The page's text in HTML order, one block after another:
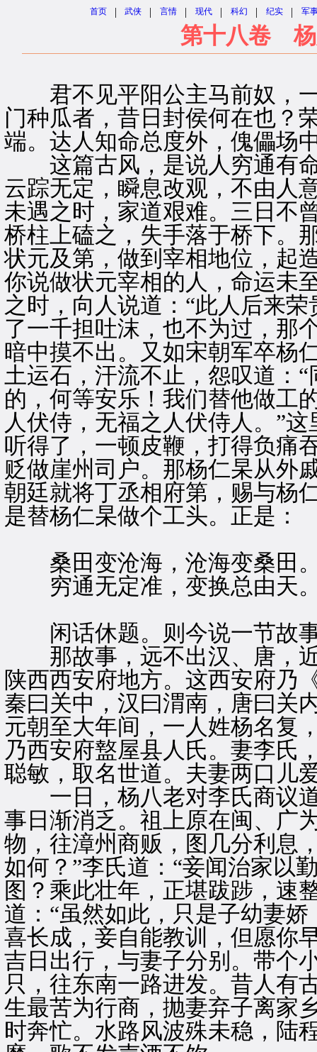
首页 | 武侠 | 言情 | 现代 | 科幻 | 纪实 | 军
第十八卷 杨
君不见平阳公主马前奴，一
门种瓜者，昔日封侯何在也？
端。达人知命总度外，傀儡场
这篇古风，是说人穷通有命
云踪无定，瞬息改观，不由人
未遇之时，家道艰难。三日不
桥柱上磕之，失手落于桥下。
状元及第，做到宰相地位，起
你说做状元宰相的人，命运未
之时，向人说道：“此人后来
了一千担吐沫，也不为过，那
暗中摸不出。又如宋朝军卒杨
土运石，汗流不止，怨叹道：
的，何等安乐！我们替他做工
人伏侍，无福之人伏侍人。”
听得了，一顿皮鞭，打得负痛
贬做崖州司户。那杨仁杲从外
朝廷就将丁丞相府第，赐与杨
是替杨仁杲做个工头。正是：
桑田变沧海，沧海变桑田
穷通无定准，变换总由天
闲话休题。则今说一节故事
那故事，远不出汉、唐，近
陕西西安府地方。这西安府乃
秦曰关中，汉曰渭南，唐曰关
元朝至大年间，一人姓杨名复
乃西安府盩屋县人氏。妻李氏
聪敏，取名世道。夫妻两口儿
一日，杨八老对李氏商议道
事日渐消乏。祖上原在闽、广
物，往漳州商贩，图几分利息
如何？”李氏道：“妾闻治家以
图？乘此壮年，正堪跋踄，速
道：“虽然如此，只是子幼妻
喜长成，妾自能教训，但愿你
吉日出行，与妻子分别。带个
只，往东南一路进发。昔人有
生最苦为行商，抛妻弃子离家
时奔忙。水路风波殊未稳，陆